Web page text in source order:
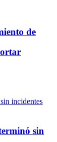
de
sin